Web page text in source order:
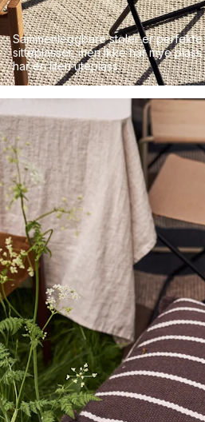
Sammenleggbare stoler er
sitteplasser, men ikke har mye
har en liten uteplass